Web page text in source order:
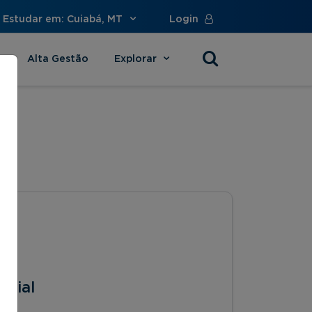
Estudar em: Cuiabá, MT Login
Alta Gestão Explorar